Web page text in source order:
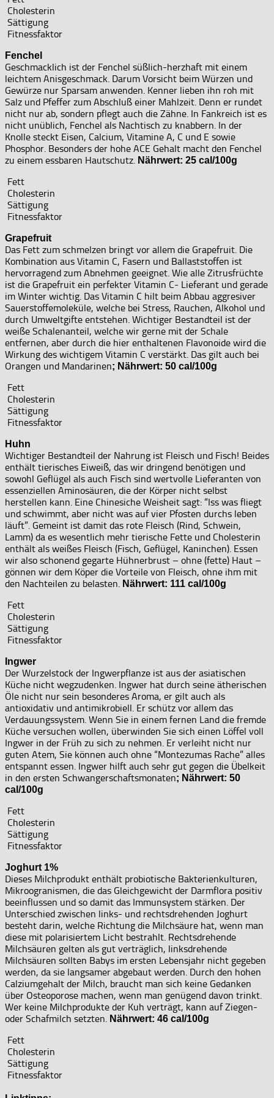
Cholesterin
Sättigung
Fitnessfaktor
Fenchel
Geschmacklich ist der Fenchel süßlich-herzhaft mit einem
leichtem Anisgeschmack. Darum Vorsicht beim Würzen und
Gewürze nur Sparsam anwenden. Kenner lieben ihn roh mit
Salz und Pfeffer zum Abschluß einer Mahlzeit. Denn er rundet
nicht nur ab, sondern pflegt auch die Zähne. In Fankreich ist es
nicht unüblich, Fenchel als Nachtisch zu knabbern. In der
Knolle steckt Eisen, Calcium, Vitamine A, C und E sowie
Phosphor. Besonders der hohe ACE Gehalt macht den Fenchel
zu einem essbaren Hautschutz. Nährwert: 25 cal/100g
Fett
Cholesterin
Sättigung
Fitnessfaktor
Grapefruit
Das Fett zum schmelzen bringt vor allem die Grapefruit. Die
Kombination aus Vitamin C, Fasern und Ballaststoffen ist
hervorragend zum Abnehmen geeignet. Wie alle Zitrusfrüchte
ist die Grapefruit ein perfekter Vitamin C- Lieferant und gerade
im Winter wichtig. Das Vitamin C hilt beim Abbau aggresiver
Sauerstoffemoleküle, welche bei Stress, Rauchen, Alkohol und
durch Umweltgifte entstehen. Wichtiger Bestandteil ist der
weiße Schalenanteil, welche wir gerne mit der Schale
entfernen, aber durch die hier enthaltenen Flavonoide wird die
Wirkung des wichtigem Vitamin C verstärkt. Das gilt auch bei
Orangen und Mandarinen; Nährwert: 50 cal/100g
Fett
Cholesterin
Sättigung
Fitnessfaktor
Huhn
Wichtiger Bestandteil der Nahrung ist Fleisch und Fisch! Beides
enthält tierisches Eiweiß, das wir dringend benötigen und
sowohl Geflügel als auch Fisch sind wertvolle Lieferanten von
essenziellen Aminosäuren, die der Körper nicht selbst
herstellen kann. Eine Chinesiche Weisheit sagt: “Iss was fliegt
und schwimmt, aber nicht was auf vier Pfosten durchs leben
läuft”. Gemeint ist damit das rote Fleisch (Rind, Schwein,
Lamm) da es wesentlich mehr tierische Fette und Cholesterin
enthält als weißes Fleisch (Fisch, Geflügel, Kaninchen). Essen
wir also schonend gegarte Hühnerbrust – ohne (fette) Haut –
gönnen wir dem Köper die Vorteile von Fleisch, ohne ihm mit
den Nachteilen zu belasten. Nährwert: 111 cal/100g
Fett
Cholesterin
Sättigung
Fitnessfaktor
Ingwer
Der Wurzelstock der Ingwerpflanze ist aus der asiatischen
Küche nicht wegzudenken. Ingwer hat durch seine ätherischen
Öle nicht nur sein besonderes Aroma, er gilt auch als
antioxidativ und antimikrobiell. Er schütz vor allem das
Verdauungssystem. Wenn Sie in einem fernen Land die fremde
Küche versuchen wollen, überwinden Sie sich einen Löffel voll
Ingwer in der Früh zu sich zu nehmen. Er verleiht nicht nur
guten Atem, Sie können auch ohne “Montezumas Rache” alles
entspannt essen. Ingwer hilft auch sehr gut gegen die Übelkeit
in den ersten Schwangerschaftsmonaten; Nährwert: 50
cal/100g
Fett
Cholesterin
Sättigung
Fitnessfaktor
Joghurt 1%
Dieses Milchprodukt enthält probiotische Bakterienkulturen,
Mikroogranismen, die das Gleichgewicht der Darmflora positiv
beeinflussen und so damit das Immunsystem stärken. Der
Unterschied zwischen links- und rechtsdrehenden Joghurt
besteht darin, welche Richtung die Milchsäure hat, wenn man
diese mit polarisiertem Licht bestrahlt. Rechtsdrehende
Milchsäuren gelten als gut verträglich, linksdrehende
Milchsäuren sollten Babys im ersten Lebensjahr nicht gegeben
werden, da sie langsamer abgebaut werden. Durch den hohen
Calziumgehalt der Milch, braucht man sich keine Gedanken
über Osteoporose machen, wenn man genügend davon trinkt.
Wer keine Milchprodukte der Kuh verträgt, kann auf Ziegen-
oder Schafmilch setzten. Nährwert: 46 cal/100g
Fett
Cholesterin
Sättigung
Fitnessfaktor